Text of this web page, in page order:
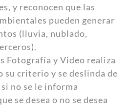
y reconocen que las
pueden generar
(lluvia, nublado,
Fotografía y Video realiza
su criterio y se deslinda de
no se le informa
se desea o no se desea